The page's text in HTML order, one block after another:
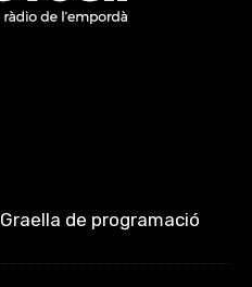
Graella de programació